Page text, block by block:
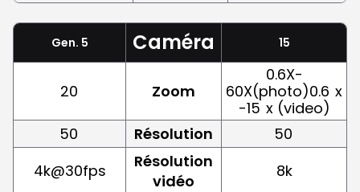
Gen. 5 Caméra 15
20 Zoom
0.6X-
60X(photo)0.6 x
-15 x (video)
50
Résolution
50
4k@30fps
Résolution
vidéo
8k